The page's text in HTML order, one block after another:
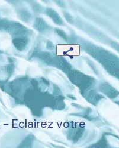
- Eclairez votre